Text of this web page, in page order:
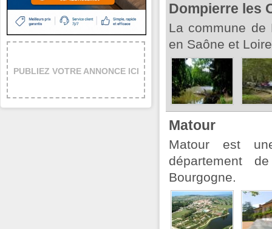
Dompierre les
La commune de
en Saône et
Matour
Matour est
département
Bourgogne.
PUBLIEZ VOTRE ANNONCE ICI